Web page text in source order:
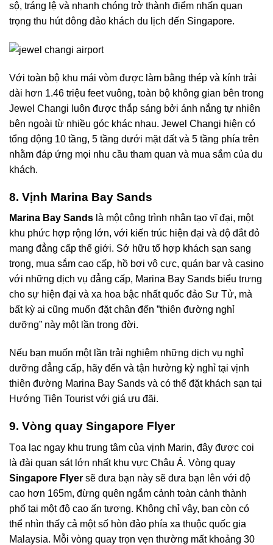
sộ, tráng lệ và nhanh chóng trở thành điểm nhấn quan
trọng thu hút đông đảo khách du lịch đến Singapore.
Với toàn bộ khu mái vòm được làm bằng thép và kính trải
dài hơn 1.46 triệu feet vuông, toàn bộ không gian bên trong
Jewel Changi luôn được thắp sáng bởi ánh nắng tự nhiên
bên ngoài từ nhiều góc khác nhau. Jewel Changi hiện có
tổng động 10 tầng, 5 tầng dưới mặt đất và 5 tầng phía trên
nhằm đáp ứng mọi nhu cầu tham quan và mua sắm của du
khách.
8. Vịnh Marina Bay Sands
Marina Bay Sands là một công trình nhân tạo vĩ đại, một
khu phức hợp rộng lớn, với kiến trúc hiện đại và độ đắt đỏ
mang đẳng cấp thế giới. Sở hữu tổ hợp khách sạn sang
trọng, mua sắm cao cấp, hồ bơi vô cực, quán bar và casino
với những dịch vụ đẳng cấp, Marina Bay Sands biểu trưng
cho sự hiện đại và xa hoa bậc nhất quốc đảo Sư Tử, mà
bất kỳ ai cũng muốn đặt chân đến ”thiên đường nghỉ
dưỡng” này một lần trong đời.
Nếu bạn muốn một lần trải nghiệm những dịch vụ nghỉ
dưỡng đẳng cấp, hãy đến và tận hưởng kỳ nghỉ tại vịnh
thiên đường Marina Bay Sands và có thể đặt khách sạn tại
Hướng Tiên Tourist với giá ưu đãi.
9. Vòng quay Singapore Flyer
Tọa lạc ngay khu trung tâm của vịnh Marin, đây được coi
là đài quan sát lớn nhất khu vực Châu Á. Vòng quay
Singapore Flyer sẽ đưa bạn này sẽ đưa bạn lên với độ
cao hơn 165m, đừng quên ngắm cảnh toàn cảnh thành
phố tại một độ cao ấn tượng. Không chỉ vậy, bạn còn có
thể nhìn thấy cả một số hòn đảo phía xa thuộc quốc gia
Malaysia. Mỗi vòng quay trọn vẹn thường mất khoảng 30